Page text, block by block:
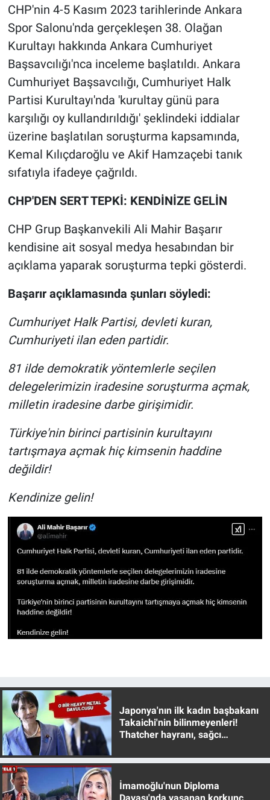
CHP'nin 4-5 Kasım 2023 tarihlerinde Ankara
Spor Salonu'nda gerçekleşen 38. Olağan
Kurultayı hakkında Ankara Cumhuriyet
Başsavcılığı'nca inceleme başlatıldı. Ankara
Cumhuriyet Başsavcılığı, Cumhuriyet Halk
Partisi Kurultayı'nda 'kurultay günü para
karşılığı oy kullandırıldığı' şeklindeki iddialar
üzerine başlatılan soruşturma kapsamında,
Kemal Kılıçdaroğlu ve Akif Hamzaçebi tanık
sıfatıyla ifadeye çağrıldı.
CHP'DEN SERT TEPKİ: KENDİNİZE GELİN
CHP Grup Başkanvekili Ali Mahir Başarır
kendisine ait sosyal medya hesabından bir
açıklama yaparak soruşturma tepki gösterdi.
Başarır açıklamasında şunları söyledi:
Cumhuriyet Halk Partisi, devleti kuran,
Cumhuriyeti ilan eden partidir.
81 ilde demokratik yöntemlerle seçilen
delegelerimizin iradesine soruşturma açmak,
milletin iradesine darbe girişimidir.
Türkiye'nin birinci partisinin kurultayını
tartışmaya açmak hiç kimsenin haddine
değildir!
Kendinize gelin!
Japonya'nın ilk kadın başbakanı
Takaichi'nin bilinmeyenleri!
Thatcher hayranı, sağcı
İmamoğlu'nun Diploma
Gündem Özel
Günün görüntüsü
Haber
İlan
Kimdir
Koronavirüs
Kültür Sanat
Ne demişti
Nedir
Popüler
Programlar
Spor
Türkiye'nin Geleceği
Yerel Yaşam
Canlı Yayın